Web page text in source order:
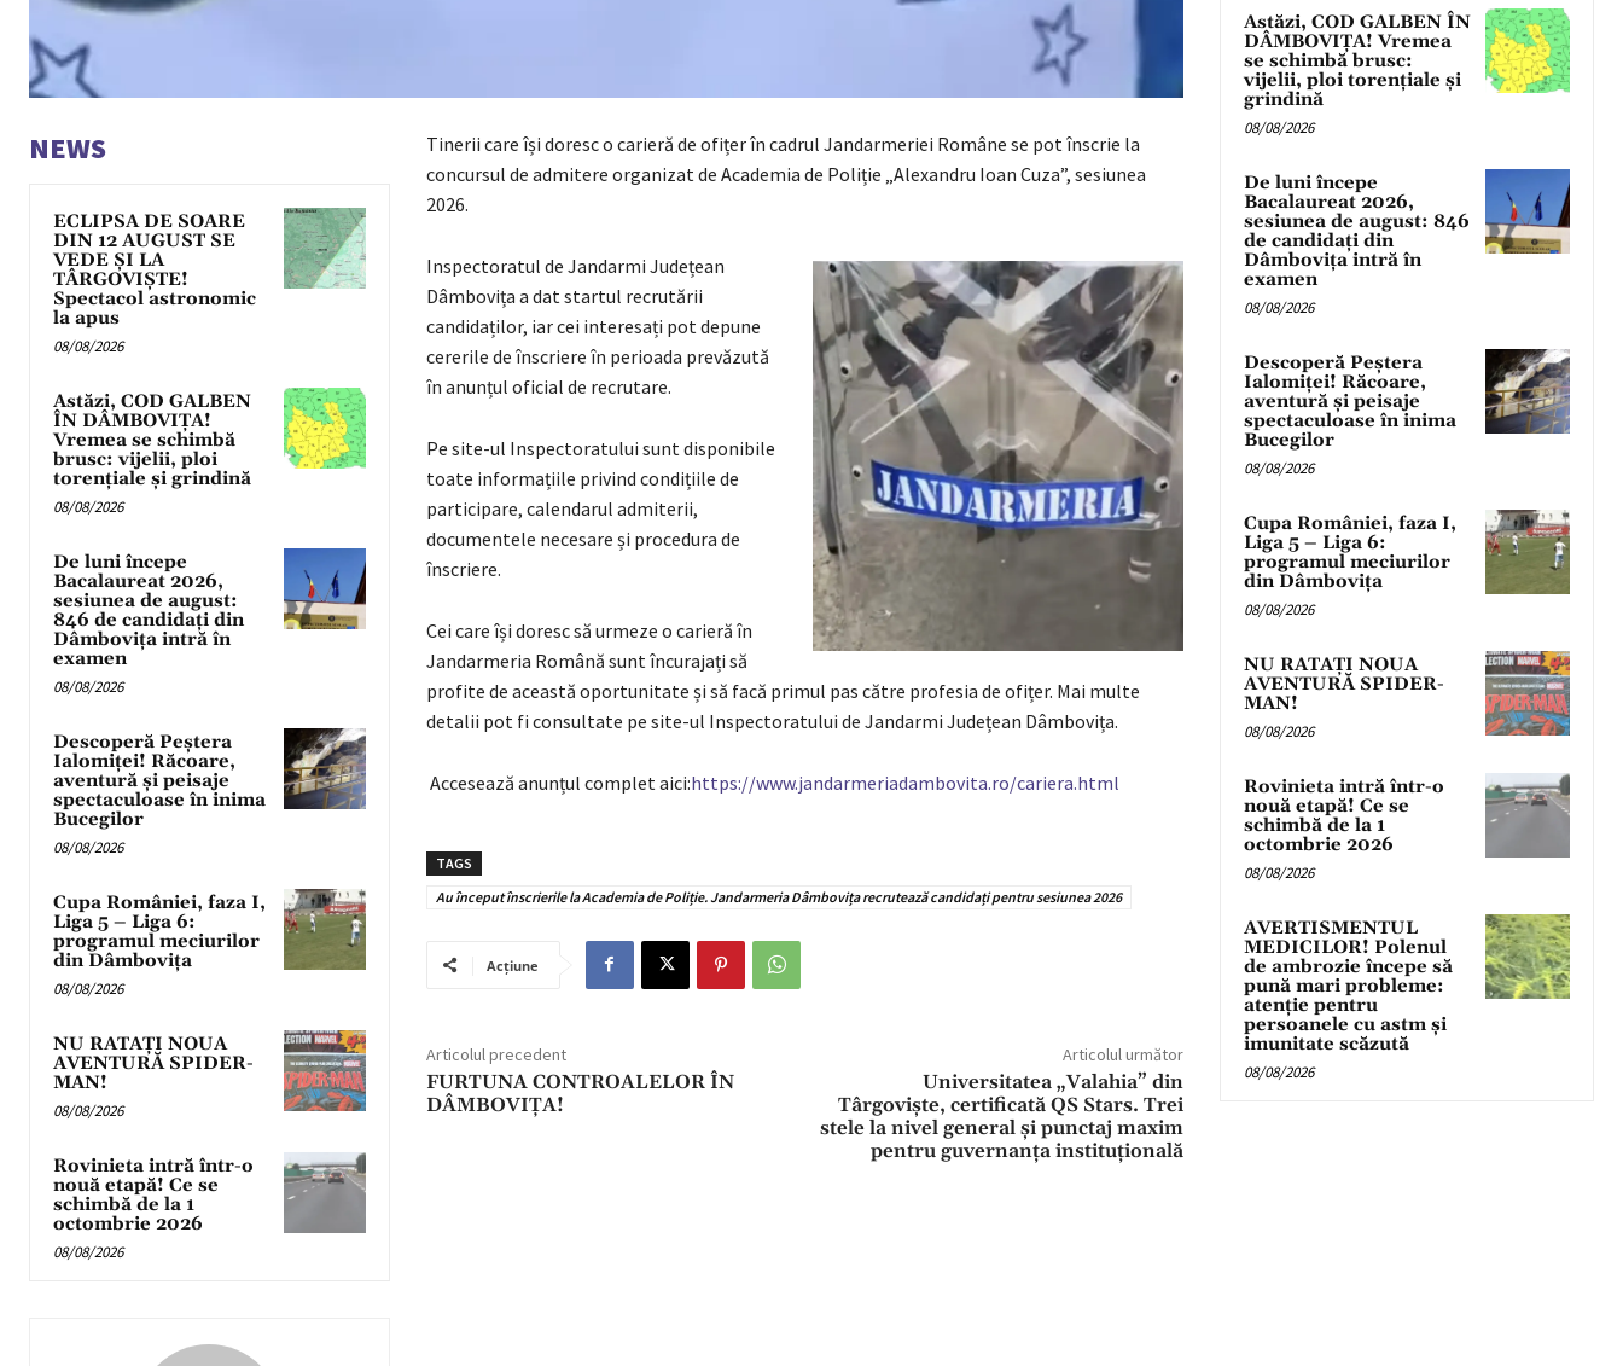
NEWS
ECLIPSA DE SOARE
DIN 12 AUGUST SE
VEDE ȘI LA
TÂRGOVIȘTE!
Spectacol astronomic
la apus
08/08/2026
Astăzi, COD GALBEN
ÎN DÂMBOVIȚA!
Vremea se schimbă
brusc: vijelii, ploi
torențiale și grindină
08/08/2026
De luni începe
Bacalaureat 2026,
sesiunea de august:
846 de candidați din
Dâmbovița intră în
examen
08/08/2026
Descoperă Peștera
Ialomiței! Răcoare,
aventură și peisaje
spectaculoase în inima
Bucegilor
08/08/2026
Cupa României, faza I,
Liga 5 – Liga 6:
programul meciurilor
din Dâmbovița
08/08/2026
NU RATAȚI NOUA
AVENTURĂ SPIDER-
MAN!
08/08/2026
Rovinieta intră într-o
nouă etapă! Ce se
schimbă de la 1
octombrie 2026
08/08/2026
Tinerii care își doresc o carieră de ofițer în cadrul Jandarmeriei Române se pot înscrie la
concursul de admitere organizat de Academia de Poliție „Alexandru Ioan Cuza”, sesiunea
2026.
Inspectoratul de Jandarmi Județean
Dâmbovița a dat startul recrutării
candidaților, iar cei interesați pot depune
cererile de înscriere în perioada prevăzută
în anunțul oficial de recrutare.
Pe site-ul Inspectoratului sunt disponibile
toate informațiile privind condițiile de
participare, calendarul admiterii,
documentele necesare și procedura de
înscriere.
Cei care își doresc să urmeze o carieră în
Jandarmeria Română sunt încurajați să
profite de această oportunitate și să facă primul pas către profesia de ofițer. Mai multe
detalii pot fi consultate pe site-ul Inspectoratului de Jandarmi Județean Dâmbovița.
Accesează anunțul complet aici:https://www.jandarmeriadambovita.ro/cariera.html
TAGS
Au început înscrierile la Academia de Poliție. Jandarmeria Dâmbovița recrutează candidați pentru sesiunea 2026
Acțiune
Articolul precedent
FURTUNA CONTROALELOR ÎN
DÂMBOVIȚA!
Articolul următor
Universitatea „Valahia” din
Târgoviște, certificată QS Stars. Trei
stele la nivel general și punctaj maxim
pentru guvernanța instituțională
Astăzi, COD GALBEN ÎN
DÂMBOVIȚA! Vremea
se schimbă brusc:
vijelii, ploi torențiale și
grindină
08/08/2026
De luni începe
Bacalaureat 2026,
sesiunea de august: 846
de candidați din
Dâmbovița intră în
examen
08/08/2026
Descoperă Peștera
Ialomiței! Răcoare,
aventură și peisaje
spectaculoase în inima
Bucegilor
08/08/2026
Cupa României, faza I,
Liga 5 – Liga 6:
programul meciurilor
din Dâmbovița
08/08/2026
NU RATAȚI NOUA
AVENTURĂ SPIDER-
MAN!
08/08/2026
Rovinieta intră într-o
nouă etapă! Ce se
schimbă de la 1
octombrie 2026
08/08/2026
AVERTISMENTUL
MEDICILOR! Polenul
de ambrozie începe să
pună mari probleme:
atenție pentru
persoanele cu astm și
imunitate scăzută
08/08/2026